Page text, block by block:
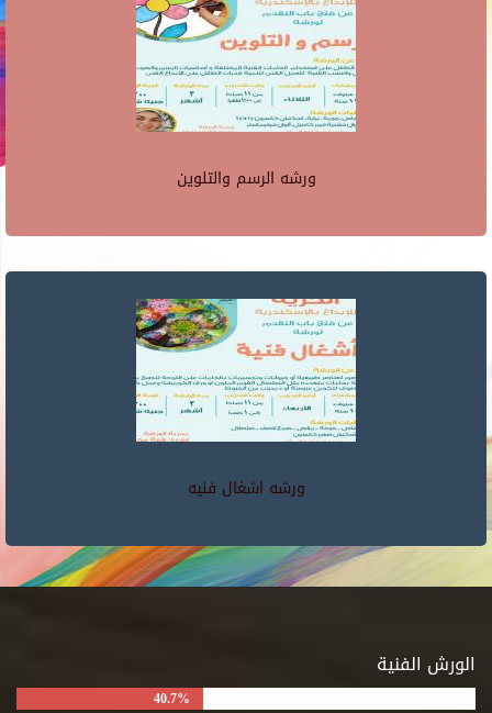
ورشه الرسم والتلوين
ورشه اشغال فنيه
الورش الفنية
40.7%